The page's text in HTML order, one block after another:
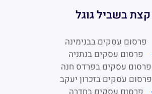
קצת בשביל גוגל
פרסום עסקים בבנימינה
פרסום עסקים בנתניה
פרסום עסקים בפרדס חנה
פרסום עסקים בזכרון יעקב